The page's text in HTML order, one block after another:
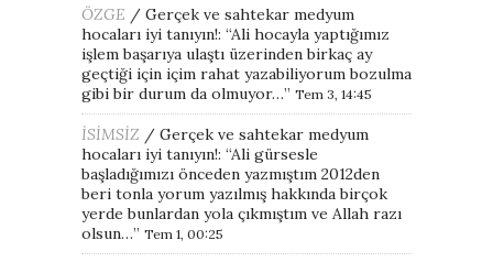
ÖZGE / Gerçek ve sahtekar medyum
hocaları iyi tanıyın!: “Ali hocayla yaptığımız
işlem başarıya ulaştı üzerinden birkaç ay
geçtiği için içim rahat yazabiliyorum bozulma
gibi bir durum da olmuyor…” Tem 3, 14:45
İSİMSİZ / Gerçek ve sahtekar medyum
hocaları iyi tanıyın!: “Ali gürsesle
başladığımızı önceden yazmıştım 2012den
beri tonla yorum yazılmış hakkında birçok
yerde bunlardan yola çıkmıştım ve Allah razı
olsun…” Tem 1, 00:25